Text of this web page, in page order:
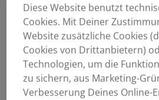
Diese Website benutzt
Cookies. Mit Deiner
Website zusätzliche Cookies
Cookies von Drittanbietern)
Technologien, um die
zu sichern, aus Marketing-
Verbesserung Deines Online-